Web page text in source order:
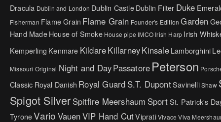
Dracula Dublin and London Dublin CastleDublin Filter Duke
Fisherman Flame Grain Flame Grain Founder's Edition Garden
Hand MadeHouse of Smoke House pipe IMCO Irish Harp Irish
Kemperling Kenmare KildareKillarneyKinsaleLamborghini
Missouri Original Night and DayPassatore Peterson
Classic Royal Danish Royal Guard S.T. DupontSavinelliShaw
Spigot Silver Spitfire Meershaum SportSt. Patrick's
TyroneVario VauenVIP Hand CutVipratiVivace Viva